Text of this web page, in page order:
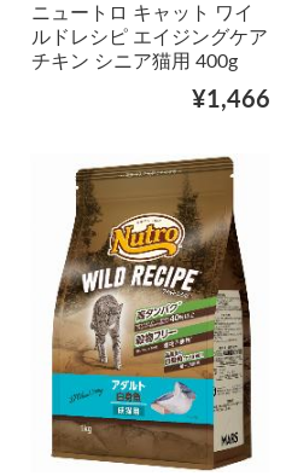
ニュートロ キャット ワイ
ルドレシピ エイジングケア
チキン シニア猫用 400g
¥1,466